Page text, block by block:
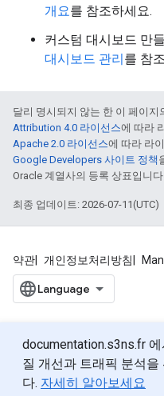
documentation.s3ns.fr
질 개선과 트래픽 분석을
다. 자세히 알아보세요
개요를 참조하세요.
커스텀 대시보드 만
대시보드 관리를 참
달리 명시되지 않는 한 이 페이지
Attribution 4.0 라이선스에 따라
Apache 2.0 라이선스에 따라 라
Google Developers 사이트 정책
Oracle 계열사의 등록 상표입니
최종 업데이트: 2026-07-11(UTC)
약관 개인정보처리방침